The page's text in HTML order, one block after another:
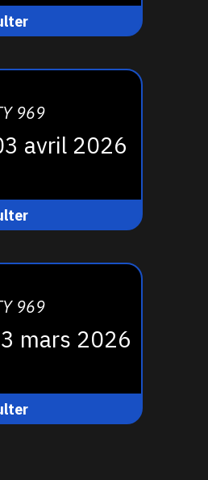
969
avril 2026
969
mars 2026